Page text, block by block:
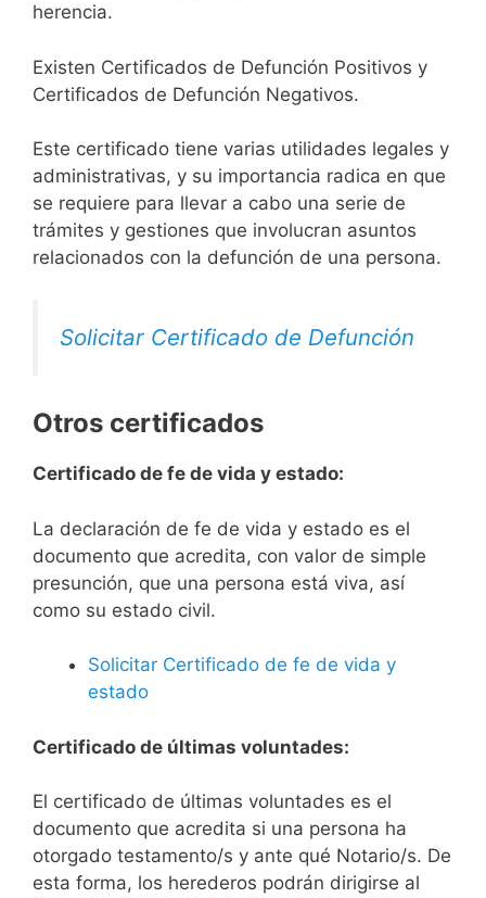
herencia.
Existen Certificados de Defunción Positivos y
Certificados de Defunción Negativos.
Este certificado tiene varias utilidades legales y
administrativas, y su importancia radica en que
se requiere para llevar a cabo una serie de
trámites y gestiones que involucran asuntos
relacionados con la defunción de una persona.
Solicitar Certificado de Defunción
Otros certificados
Certificado de fe de vida y estado:
La declaración de fe de vida y estado es el
documento que acredita, con valor de simple
presunción, que una persona está viva, así
como su estado civil.
Solicitar Certificado de fe de vida y
estado
Certificado de últimas voluntades:
El certificado de últimas voluntades es el
documento que acredita si una persona ha
otorgado testamento/s y ante qué Notario/s. De
esta forma, los herederos podrán dirigirse al